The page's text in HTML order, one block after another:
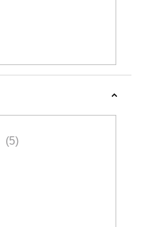
5